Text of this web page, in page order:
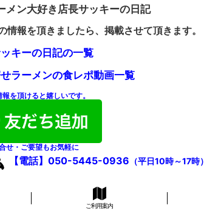
メン大好き店長サッキーの日記
報を頂きましたら、掲載させて頂きます。
キーの日記の一覧
ラーメンの食レポ動画一覧
を頂けると嬉しいです。
せ・ご要望もお気軽に
【電話】050-5445-0936 （平日10時～17時）
ご利用案内